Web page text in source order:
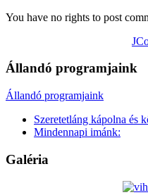
You have no rights to post
Állandó programjaink
Állandó programjaink
Szeretetláng kápolna és
Mindennapi imánk:
Galéria